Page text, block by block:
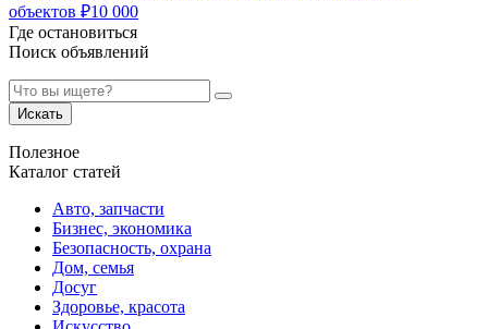
объектов ₽10 000
Где остановиться
Поиск объявлений
Искать
Полезное
Каталог статей
Авто, запчасти
Бизнес, экономика
Безопасность, охрана
Дом, семья
Досуг
Здоровье, красота